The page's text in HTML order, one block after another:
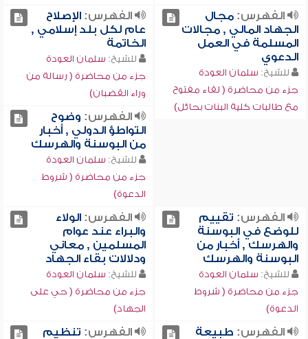
الفهرس:مجال
الجهاد المالي , مجالات
المسلمة في العمل
الدعوي
للشيخ: سلمان العودة
جزء من محاضرة ( لقاء مفتوح
مع طالبات كلية البنات بحائل)
الفهرس:الإصلاح
عام لكل بلد إسلامي ,
الخاتمة
للشيخ: سلمان العودة
جزء من محاضرة ( رسالة من
وراء القضبان)
الفهرس: وضوح
التواطؤ الدولي , أخبار
من البوسنة والهرسك
للشيخ: سلمان العودة
جزء من محاضرة ( شروط
الدعوة)
الفهرس: تقييم
للوضع في البوسنة
والهرسك , أخبار من
البوسنة والهرسك
للشيخ: سلمان العودة
جزء من محاضرة ( شروط
الدعوة)
الفهرس:الولاء
والبراء عند عوام
المسلمين , معاني
ودلالات بقاء الجهاد
للشيخ: سلمان العودة
جزء من محاضرة ( حي على
الجهاد)
الفهرس: طبيعة
الفهرس: تنظيم